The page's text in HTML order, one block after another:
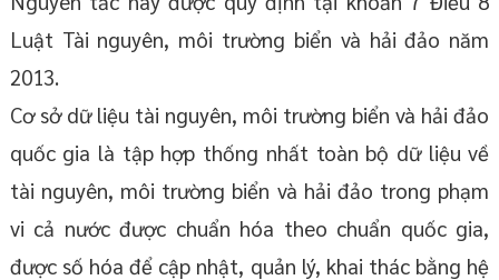
Luật Tài nguyên, môi trường biển và hải đảo năm
2013.
Cơ sở dữ liệu tài nguyên, môi trường biển và hải đảo
quốc gia là tập hợp thống nhất toàn bộ dữ liệu về
tài nguyên, môi trường biển và hải đảo trong phạm
vi cả nước được chuẩn hóa theo chuẩn quốc gia,
được số hóa để cập nhật, quản lý, khai thác bằng hệ